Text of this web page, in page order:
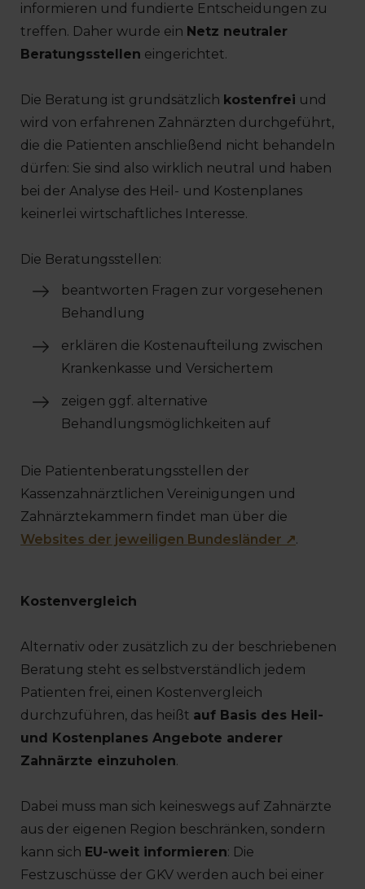
informieren und fundierte Entscheidungen zu
treffen. Daher wurde ein Netz neutraler
Beratungsstellen eingerichtet.
Die Beratung ist grundsätzlich kostenfrei und
wird von erfahrenen Zahnärzten durchgeführt,
die die Patienten anschließend nicht behandeln
dürfen: Sie sind also wirklich neutral und haben
bei der Analyse des Heil- und Kostenplanes
keinerlei wirtschaftliches Interesse.
Die Beratungsstellen:
beantworten Fragen zur vorgesehenen
Behandlung
erklären die Kostenaufteilung zwischen
Krankenkasse und Versichertem
zeigen ggf. alternative
Behandlungsmöglichkeiten auf
Die Patientenberatungsstellen der
Kassenzahnärztlichen Vereinigungen und
Zahnärztekammern findet man über die
Websites der jeweiligen Bundesländer ↗.
Kostenvergleich
Alternativ oder zusätzlich zu der beschriebenen
Beratung steht es selbstverständlich jedem
Patienten frei, einen Kostenvergleich
durchzuführen, das heißt auf Basis des Heil-
und Kostenplanes Angebote anderer
Zahnärzte einzuholen.
Dabei muss man sich keineswegs auf Zahnärzte
aus der eigenen Region beschränken, sondern
kann sich EU-weit informieren: Die
Festzuschüsse der GKV werden auch bei einer